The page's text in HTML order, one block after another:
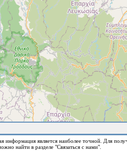
информация является наиболее точной. Для
найти в разделе "Связаться с нами".